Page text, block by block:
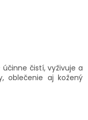
čistí, vyživuje a
oblečenie aj kožený